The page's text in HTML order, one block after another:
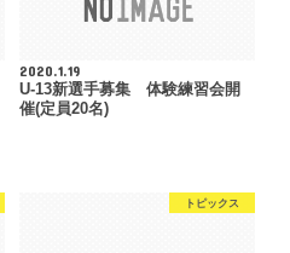
2020.1.19
U-13新選手募集 体験練習会開
催(定員20名)
トピックス